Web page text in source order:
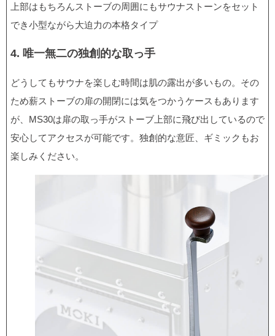
上部はもちろんストーブの周囲にもサウナストーンをセット
でき小型ながら大迫力の本格タイプ
4. 唯一無二の独創的な取っ手
どうしてもサウナを楽しむ時間は肌の露出が多いもの。その
ため薪ストーブの扉の開閉には気をつかうケースもあります
が、MS30は扉の取っ手がストーブ上部に飛び出しているので
安心してアクセスが可能です。独創的な意匠、ギミックもお
楽しみください。